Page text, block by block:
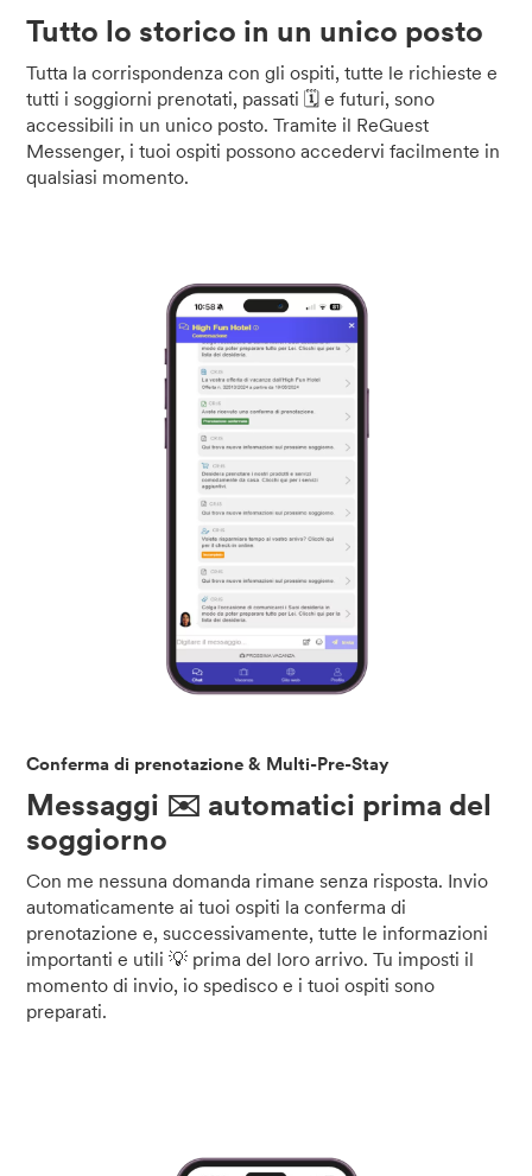
Tutto lo storico in un unico posto
Tutta la corrispondenza con gli ospiti, tutte le richieste e
tutti i soggiorni prenotati, passati 🗓️ e futuri, sono
accessibili in un unico posto. Tramite il ReGuest
Messenger, i tuoi ospiti possono accedervi facilmente in
qualsiasi momento.
Conferma di prenotazione & Multi-Pre-Stay
Messaggi ✉️ automatici prima del
soggiorno
Con me nessuna domanda rimane senza risposta. Invio
automaticamente ai tuoi ospiti la conferma di
prenotazione e, successivamente, tutte le informazioni
importanti e utili 💡 prima del loro arrivo. Tu imposti il
momento di invio, io spedisco e i tuoi ospiti sono
preparati.